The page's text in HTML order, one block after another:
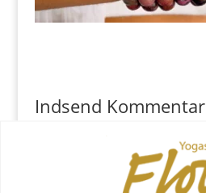
Indsend Kommentar
YOGA læreruddannelse